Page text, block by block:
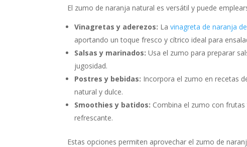
El zumo de naranja natural es versátil y puede
Vinagretas y aderezos: Lavinagreta de naranja
aportando un toque fresco y cítrico ideal para
Salsas y marinados: Usa el zumo para preparar
jugosidad.
Postres y bebidas: Incorpora el zumo en recetas
natural y dulce.
Smoothies y batidos: Combina el zumo con
refrescante.
Estas opciones permiten aprovechar el zumo de